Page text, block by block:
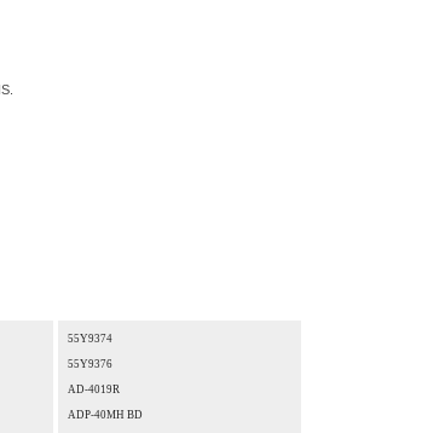
55Y9374
55Y9376
AD-4019R
ADP-40MH BD